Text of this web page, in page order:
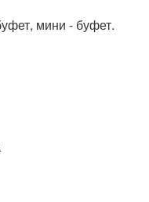
мини - буфет.